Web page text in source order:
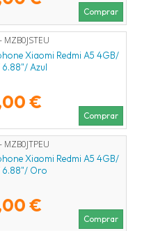
Comprar
MZB0JSTEU
Xiaomi Redmi A5 4GB/
6.88"/ Azul
€
Comprar
MZB0JTPEU
Xiaomi Redmi A5 4GB/
6.88"/ Oro
€
Comprar